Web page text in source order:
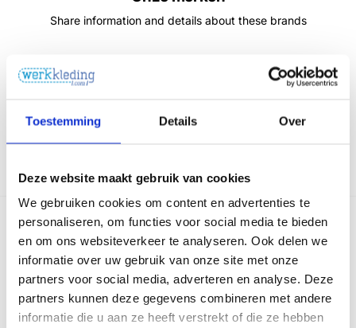
Toestemming Details Over
Deze website maakt gebruik van cookies
We gebruiken cookies om content en advertenties te
personaliseren, om functies voor social media te bieden
en om ons websiteverkeer te analyseren. Ook delen we
informatie over uw gebruik van onze site met onze
partners voor social media, adverteren en analyse. Deze
partners kunnen deze gegevens combineren met andere
informatie die u aan ze heeft verstrekt of die ze hebben
Share information and details about these brands
Nieuw!